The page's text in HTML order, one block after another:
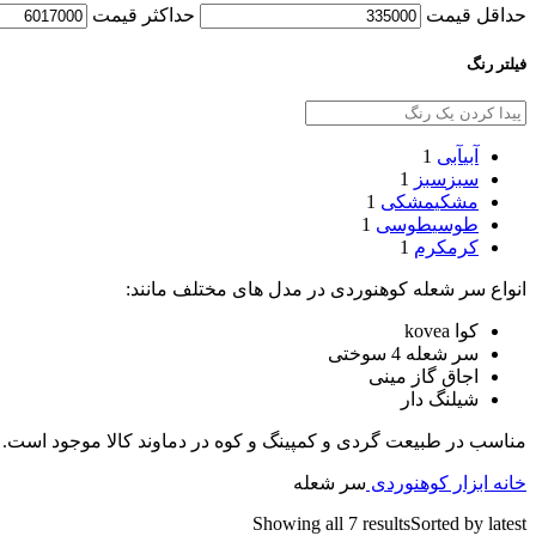
حداقل قیمت حداكثر قيمت
فیلتر رنگ
آبیآبی 1
سبز سبز
1
مشکیمشکی 1
طوسیطوسی 1
کرمکرم 1
انواع سر شعله کوهنوردی در مدل های مختلف مانند:
کوا kovea
سر شعله 4 سوختی
اجاق گاز مینی
شیلنگ دار
مناسب در طبیعت گردی و کمپینگ و کوه در دماوند کالا موجود است.
خانه ابزار کوهنوردی سر شعله
Showing all 7 resultsSorted by latest